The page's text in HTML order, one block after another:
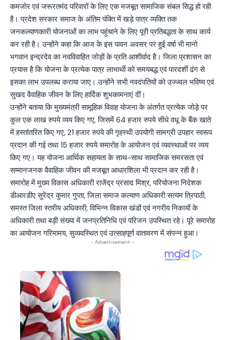
कमजोर एवं जरूरतमंद परिवारों के लिए एक मजबूत सामाजिक संबल सिद्ध हो रही
है। प्रदेश सरकार समाज के अंतिम पंक्ति में खड़े पात्र व्यक्ति तक
जनकल्याणकारी योजनाओं का लाभ पहुंचाने के लिए पूरी प्रतिबद्धता के साथ कार्य
कर रही है। उन्होंने कहा कि आज के इस पावन अवसर पर हुई वर्षा भी मानो
भगवान इन्द्रदेव का नवविवाहित जोड़ों के प्रति आशीर्वाद है। जिला प्रशासन का
प्रयास है कि योजना के प्रत्येक पात्र लाभार्थी को समयबद्ध एवं पारदर्शी ढंग से
इसका लाभ उपलब्ध कराया जाए। उन्होंने सभी नवदंपतियों को उज्ज्वल भविष्य एवं
सुखद वैवाहिक जीवन के लिए हार्दिक शुभकामनाएं दीं।
उन्होंने बताया कि मुख्यमंत्री सामूहिक विवाह योजना के अंतर्गत प्रत्येक जोड़े पर
कुल एक लाख रुपये व्यय किए गए, जिसमें 64 हजार रुपये सीधे वधू के बैंक खाते
में हस्तांतरित किए गए, 21 हजार रुपये की गृहस्थी उपयोगी सामग्री उपहार स्वरूप
प्रदान की गई तथा 15 हजार रुपये समारोह के आयोजन एवं व्यवस्थाओं पर व्यय
किए गए। यह योजना आर्थिक सहायता के साथ-साथ सामाजिक समरसता एवं
सम्मानजनक वैवाहिक जीवन की मजबूत आधारशिला भी प्रदान कर रही है।
समारोह में मुख्य विकास अधिकारी राजेंद्र प्रसाद मिश्र, परियोजना निदेशक
डीआरडीए सुरेंद्र कुमार गुप्ता, जिला समाज कल्याण अधिकारी सत्यम त्रिपाठी,
समस्त जिला स्तरीय अधिकारी, विभिन्न विकास खंडों एवं नगरीय निकायों के
अधिकारी तथा बड़ी संख्या में जनप्रतिनिधि एवं परिजन उपस्थित रहे। पूरे समारोह
का आयोजन गरिमामय, सुव्यवस्थित एवं उत्साहपूर्ण वातावरण में संपन्न हुआ।
- Advertisement -